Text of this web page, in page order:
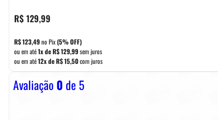
R$129,99
R$123,49no Pix(5% OFF)
ou em até1x deR$129,99sem juros
ou em até12x deR$15,50com juros
Avaliação0 de 5